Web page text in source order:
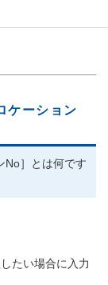
ケーション
No］とは何です
たい場合に入力